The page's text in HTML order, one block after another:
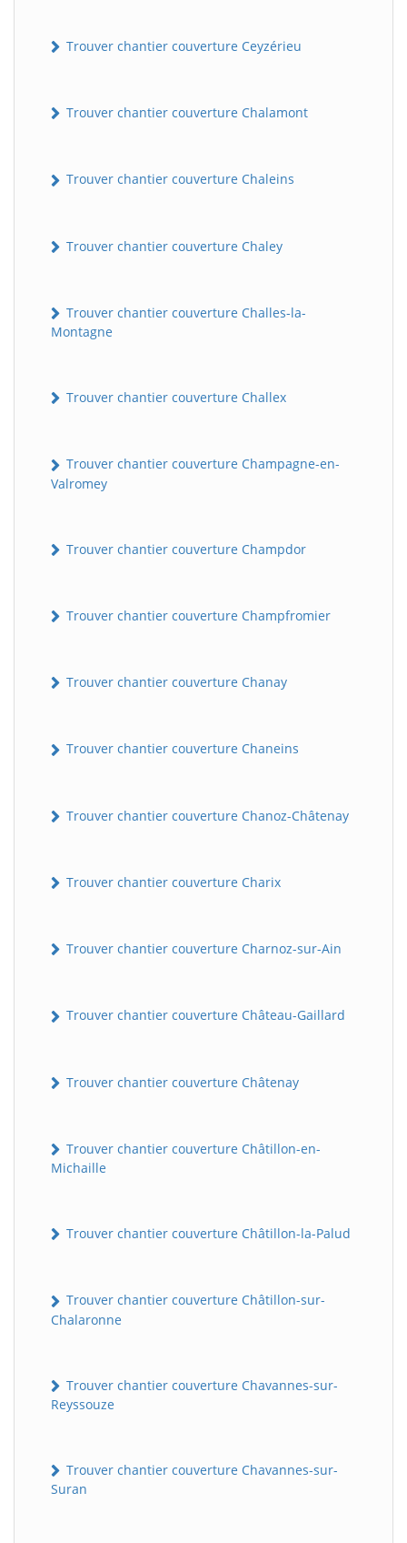
Trouver chantier couverture Ceyzérieu
Trouver chantier couverture Chalamont
Trouver chantier couverture Chaleins
Trouver chantier couverture Chaley
Trouver chantier couverture Challes-la-
Montagne
Trouver chantier couverture Challex
Trouver chantier couverture Champagne-en-
Valromey
Trouver chantier couverture Champdor
Trouver chantier couverture Champfromier
Trouver chantier couverture Chanay
Trouver chantier couverture Chaneins
Trouver chantier couverture Chanoz-Châtenay
Trouver chantier couverture Charix
Trouver chantier couverture Charnoz-sur-Ain
Trouver chantier couverture Château-Gaillard
Trouver chantier couverture Châtenay
Trouver chantier couverture Châtillon-en-
Michaille
Trouver chantier couverture Châtillon-la-Palud
Trouver chantier couverture Châtillon-sur-
Chalaronne
Trouver chantier couverture Chavannes-sur-
Reyssouze
Trouver chantier couverture Chavannes-sur-
Suran